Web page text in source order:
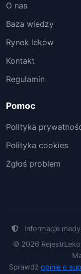
O nas
Baza wiedzy
Rynek leków
Kontakt
Regulamin
Pomoc
Polityka
Polityka cookies
Zgłoś problem
Informacje
© 2026
Sprawdź opinie o